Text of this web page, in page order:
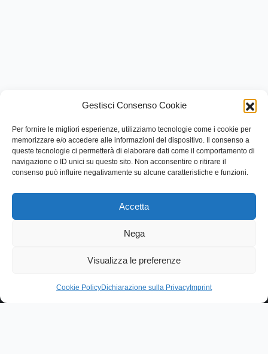
Gestisci Consenso Cookie
Per fornire le migliori esperienze, utilizziamo tecnologie come i cookie per
memorizzare e/o accedere alle informazioni del dispositivo. Il consenso a
queste tecnologie ci permetterà di elaborare dati come il comportamento di
navigazione o ID unici su questo sito. Non acconsentire o ritirare il
consenso può influire negativamente su alcune caratteristiche e funzioni.
Accetta
Nega
Visualizza le preferenze
Cookie PolicyDichiarazione sulla Privacy Imprint